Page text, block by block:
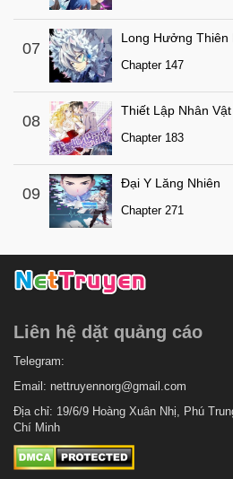
Chapter 20
Chapter 19 8
Chapter 18
Chapter 17 8
Chapter 16
Chapter 15
Chapter 14 8
Chapter 13
Chapter 11
Chapter 9 8
Chapter 8
Chapter 7.1
Chapter 7 8
Chapter 6
07
Long Hưởng Thiên
Chapter 147
08
Thiết Lập Nhân
Chapter 183
09
Đại Y Lăng Nhiên
Chapter 271
Liên hệ dặt quảng cáo
Telegram:
Email: nettruyennorg@gmail.com
Địa chỉ: 19/6/9 Hoàng Xuân Nhị, Phú
Chí Minh